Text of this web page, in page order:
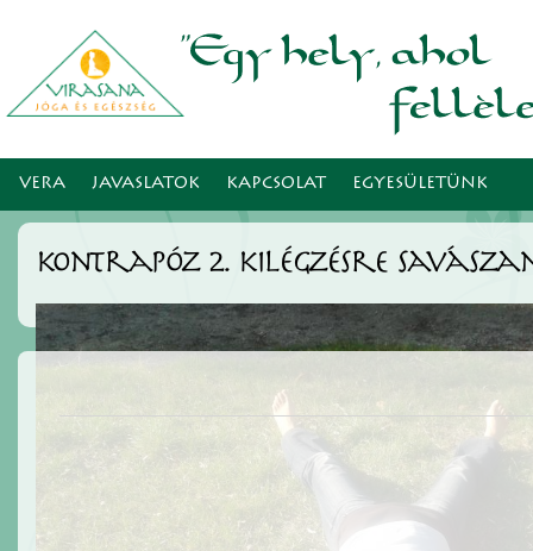
VERA JAVASLATOK KAPCSOLAT EGYESÜLETÜNK
kontrapóz 2. kilégzésre